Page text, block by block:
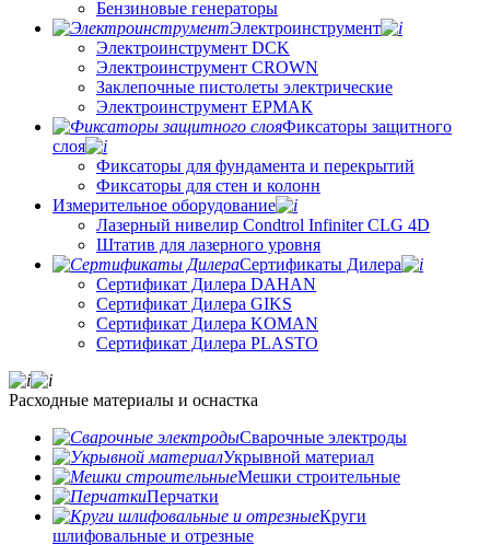
Бензиновые генераторы
Электроинструмент
Электроинструмент DCK
Электроинструмент CROWN
Заклепочные пистолеты электрические
Электроинструмент ЕРМАК
Фиксаторы защитного
слоя
Фиксаторы для фундамента и перекрытий
Фиксаторы для стен и колонн
Измерительное оборудование
Лазерный нивелир Condtrol Infiniter CLG 4D
Штатив для лазерного уровня
Сертификаты Дилера
Сертификат Дилера DAHAN
Сертификат Дилера GIKS
Сертификат Дилера KOMAN
Сертификат Дилера PLASTO
Расходные материалы и оснастка
Сварочные электроды
Укрывной материал
Мешки строительные
Перчатки
Круги
шлифовальные и отрезные